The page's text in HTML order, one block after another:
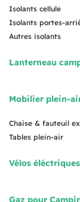
Isolants cellule
Isolants portes-
Autres isolants
Lanterneau
Mobilier plein-
Chaise & fauteuil
Tables plein-air
Vélos éléctriques
Gaz pour